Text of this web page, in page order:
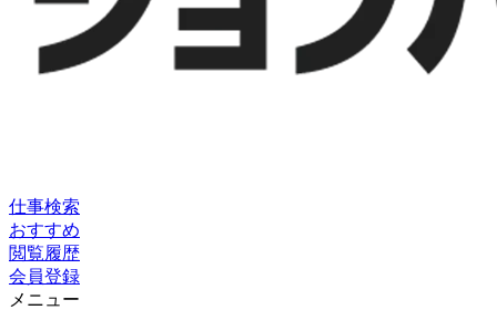
仕事検索
おすすめ
閲覧履歴
会員登録
メニュー